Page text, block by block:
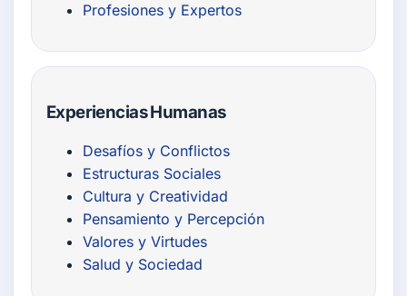
Profesiones y Expertos
Experiencias Humanas
Desafíos y Conflictos
Estructuras Sociales
Cultura y Creatividad
Pensamiento y Percepción
Valores y Virtudes
Salud y Sociedad